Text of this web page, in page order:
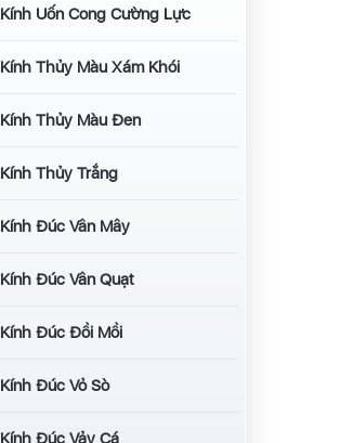
Kính Uốn Cong Cường Lực
Kính Thủy Màu Xám Khói
Kính Thủy Màu Đen
Kính Thủy Trắng
Kính Đúc Vân Mây
Kính Đúc Vân Quạt
Kính Đúc Đồi Mồi
Kính Đúc Vỏ Sò
Kính Đúc Vảy Cá